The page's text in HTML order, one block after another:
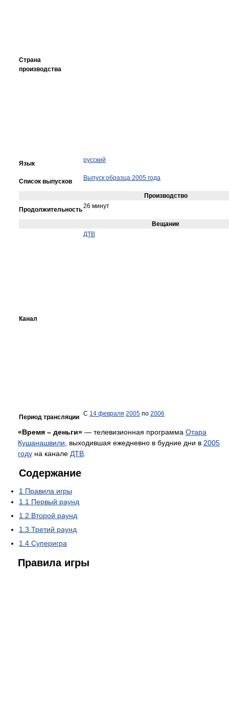
Страна
производства
Язык русский
Список выпусков Выпуск образца 2005 года
Производство
Продолжительность26 минут
Вещание
Канал
ДТВ
Период трансляции С 14 февраля 2005 по 2006
«Время – деньги» — телевизионная программа Отара
Кушанашвили , выходившая ежедневно в будние дни в 2005
году на канале ДТВ
Содержание
1 Правила игры
1.1 Первый раунд
1.2 Второй раунд
1.3 Третий раунд
1.4 Суперигра
Правила игры